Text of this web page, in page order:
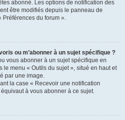
abonné. Les options de notification des
être modifiés depuis le panneau de
Préférences du forum ».
ou m’abonner à un sujet spécifique ?
vous abonner à un sujet spécifique en
menu « Outils du sujet », situé en haut et
par une image.
la case « Recevoir une notification
à vous abonner à ce sujet.